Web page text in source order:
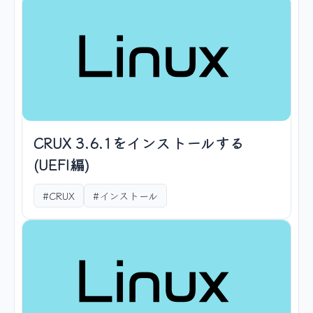
CRUX 3.6.1をインストールする
(UEFI編)
#CRUX #インストール